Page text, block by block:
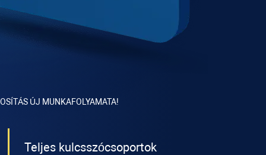
ÚJ MUNKAFOLYAMATA!
Teljes kulcsszócsoportok